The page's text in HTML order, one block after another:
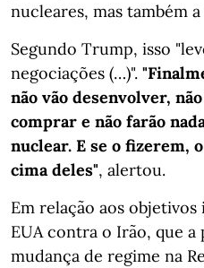
nucleares, mas também
Segundo Trump, isso
negociações (…)".
não vão desenvolver,
comprar e não farão
nuclear. E se o fizerem,
cima deles", alertou.
Em relação aos
EUA contra o Irão, que
mudança de regime na